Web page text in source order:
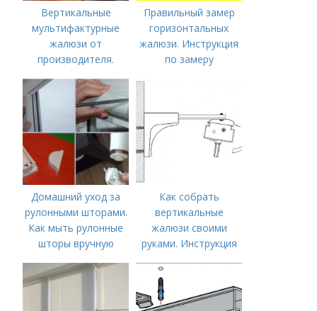
Вертикальные
мультифактурные
жалюзи от
производителя.
Мультифактурные
жалюзи
Правильный замер
горизонтальных
жалюзи. Инструкция
по замеру
Домашний уход за
рулонными шторами.
Как мыть рулонные
шторы вручную
Как собрать
вертикальные
жалюзи своими
руками. Инструкция